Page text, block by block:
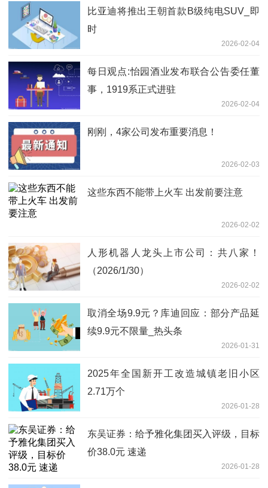
比亚迪将推出王朝首款B级纯电SUV_即
时
2026-02-04
每日观点:怡园酒业发布联合公告委任董
事，1919系正式进驻
2026-02-04
刚刚，4家公司发布重要消息！
2026-02-03
这些东西不能带上火车 出发前要注意
2026-02-02
人形机器人龙头上市公司：共八家！
（2026/1/30）
2026-02-02
取消全场9.9元？库迪回应：部分产品延
续9.9元不限量_热头条
2026-01-31
2025年全国新开工改造城镇老旧小区
2.71万个
2026-01-28
东吴证券：给予雅化集团买入评级，目标
价38.0元 速递
2026-01-28